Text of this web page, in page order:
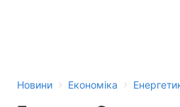
Новини › Економіка ›